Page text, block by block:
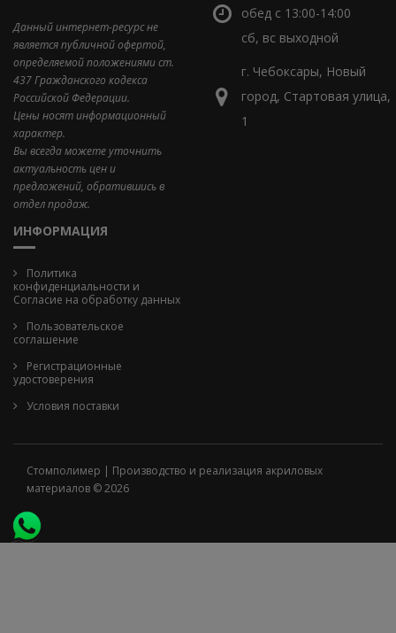
Данный интернет-ресурс не
является публичной офертой,
определяемой положениями ст.
437 Гражданского кодекса
Российской Федерации.
Цены носят информационный
характер.
Вы всегда можете уточнить
актуальность цен и
предложений, обратившись в
отдел продаж.
обед с 13:00-14:00
сб, вс выходной
г. Чебоксары, Новый
город, Стартовая улица,
1
ИНФОРМАЦИЯ
Политика
конфиденциальности и
Cогласие на обработку данных
Пользовательское
соглашение
Регистрационные
удостоверения
Условия поставки
Стомполимер | Производство и реализация акриловых
материалов © 2026